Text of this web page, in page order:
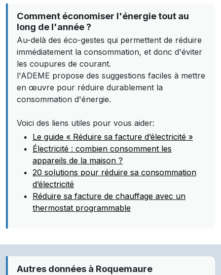
Comment économiser l'énergie tout au
long de l'année ?
Au-delà des éco-gestes qui permettent de réduire
immédiatement la consommation, et donc d'éviter
les coupures de courant.
l'ADEME propose des suggestions faciles à mettre
en œuvre pour réduire durablement la
consommation d'énergie.
Voici des liens utiles pour vous aider:
Le guide « Réduire sa facture d’électricité »
Électricité : combien consomment les
appareils de la maison ?
20 solutions pour réduire sa consommation
d’électricité
Réduire sa facture de chauffage avec un
thermostat programmable
Autres données à Roquemaure